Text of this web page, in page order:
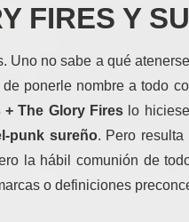
FIRES Y
Uno no sabe a qué
ponerle nombre a todo
+ The Glory Fires lo
punk sureño. Pero
la hábil comunión de
o definiciones